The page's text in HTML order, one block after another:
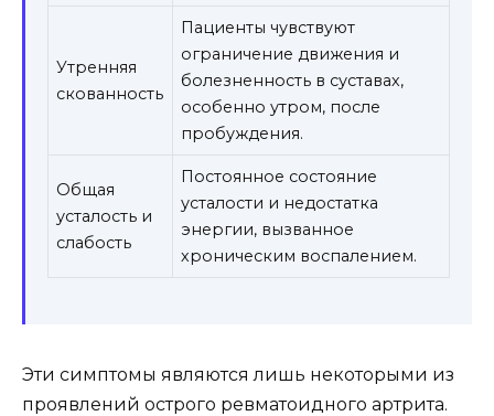
Утренняя
скованность
Пациенты чувствуют
ограничение движения и
болезненность в суставах,
особенно утром, после
пробуждения.
Общая
усталость и
слабость
Постоянное состояние
усталости и недостатка
энергии, вызванное
хроническим воспалением.
Эти симптомы являются лишь некоторыми из
проявлений острого ревматоидного артрита.